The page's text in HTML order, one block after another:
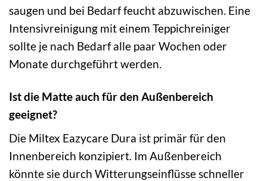
saugen und bei Bedarf feucht abzuwischen. Eine
Intensivreinigung mit einem Teppichreiniger
sollte je nach Bedarf alle paar Wochen oder
Monate durchgeführt werden.
Ist die Matte auch für den Außenbereich
geeignet?
Die Miltex Eazycare Dura ist primär für den
Innenbereich konzipiert. Im Außenbereich
könnte sie durch Witterungseinflüsse schneller